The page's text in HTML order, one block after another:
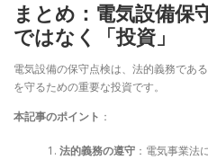
まとめ：電気設備保
ではなく「投資」
電気設備の保守点検は、法的義務であ
を守るための重要な投資です。
本記事のポイント ：
法的義務の遵守：電気事業法